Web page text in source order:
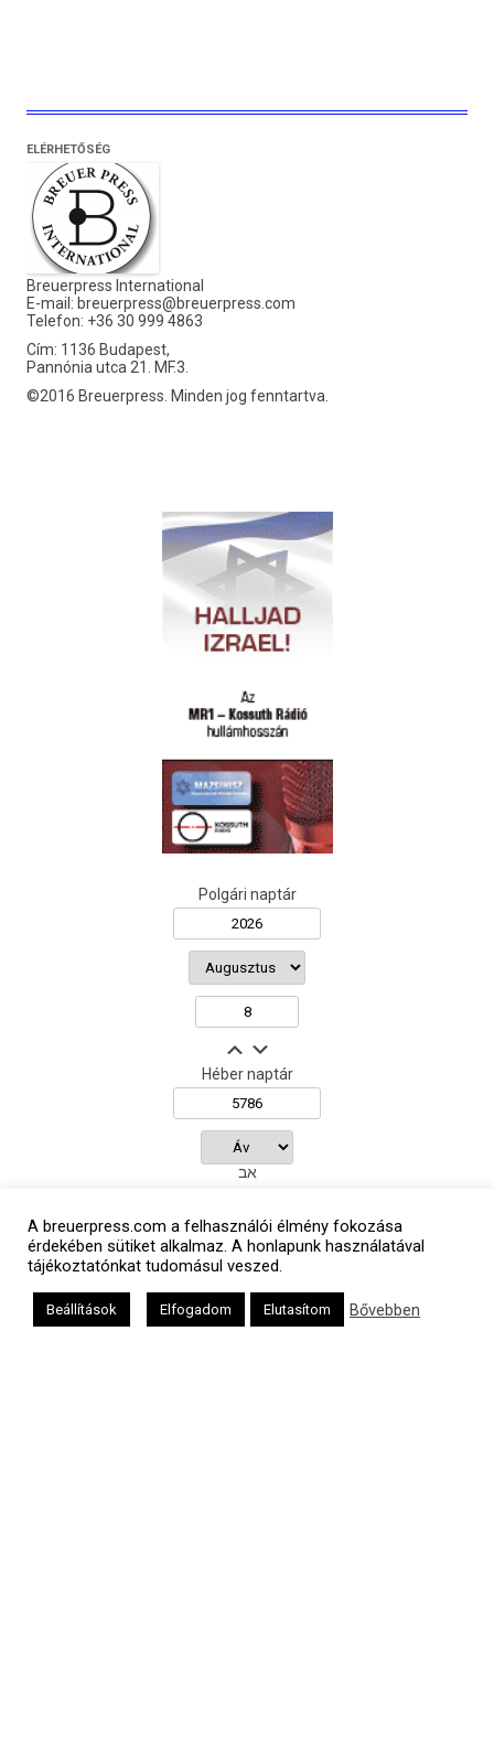
ELÉRHETŐSÉG
Breuerpress International
E-mail: breuerpress@breuerpress.com
Telefon: +36 30 999 4863
Cím: 1136 Budapest,
Pannónia utca 21. MF.3.
©2016 Breuerpress. Minden jog fenntartva.
Polgári naptár
Héber naptár
אב
Oldalunkat a Mazsök támogatja
A breuerpress.com a felhasználói élmény fokozása
érdekében sütiket alkalmaz. A honlapunk használatával
tájékoztatónkat tudomásul veszed.
Beállítások Elfogadom Elutasítom Bővebben